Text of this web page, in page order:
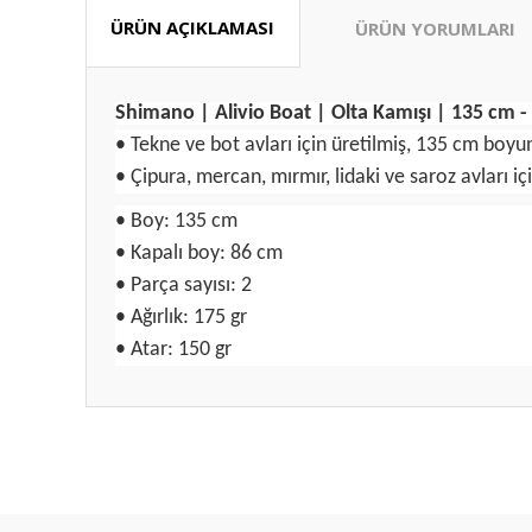
ÜRÜN AÇIKLAMASI ÜRÜN YORUMLARI
Shimano | Alivio Boat | Olta Kamışı | 135 cm -
• Tekne ve bot avları için üretilmiş, 135 cm
• Çipura, mercan, mırmır, lidaki ve saroz avları
• Boy: 135 cm
• Kapalı boy: 86 cm
• Parça sayısı: 2
• Ağırlık: 175 gr
• Atar: 150 gr